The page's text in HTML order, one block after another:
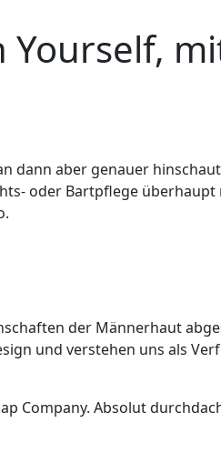
dann aber genauer
oder Bartpflege
der Männerhaut
und verstehen uns als
Company. Absolut